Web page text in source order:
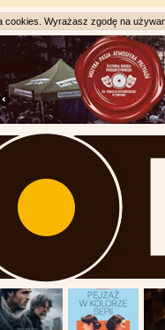
cookies. Wyrażasz zgodę na